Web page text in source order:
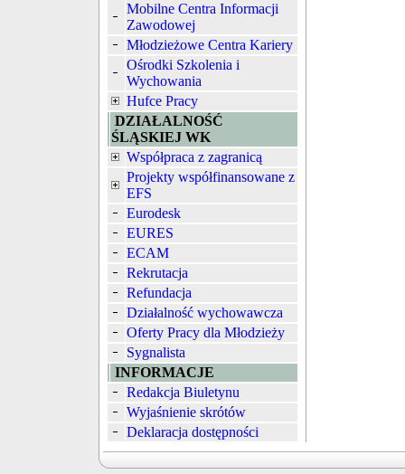
Mobilne Centra Informacji
Zawodowej
Młodzieżowe Centra Kariery
Ośrodki Szkolenia i
Wychowania
Hufce Pracy
DZIAŁALNOŚĆ
ŚLĄSKIEJ WK
Współpraca z zagranicą
Projekty współfinansowane z
EFS
Eurodesk
EURES
ECAM
Rekrutacja
Refundacja
Działalność wychowawcza
Oferty Pracy dla Młodzieży
Sygnalista
INFORMACJE
Redakcja Biuletynu
Wyjaśnienie skrótów
Deklaracja dostępności